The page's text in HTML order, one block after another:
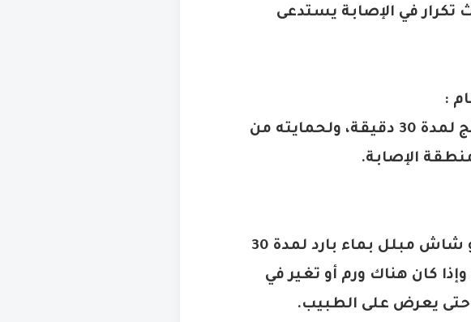
تكرار في الإصابة يستدعى
:
يوضع على المكان المصاب شاش أو منديل بماء مثلج لمدة 30 دقيقة، ولحمايته من
الإصابة.
تثبيت الجزء المصاب ورفعه إلى أعلى، ثم وضع ثلج أو شاش مبلل بماء بارد لمدة 30
كان هناك ورم أو تغير في
حتى يعرض على الطبيب.